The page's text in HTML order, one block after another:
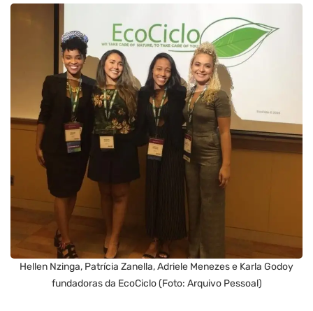
Hellen Nzinga, Patrícia Zanella, Adriele Menezes e Karla Godoy
fundadoras da EcoCiclo (Foto: Arquivo Pessoal)